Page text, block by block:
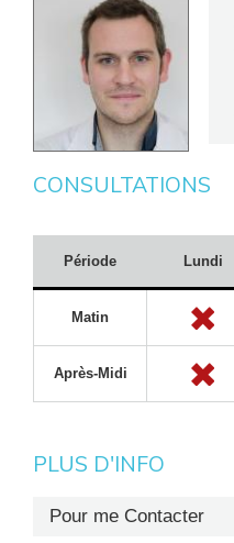
CONSULTATIONS
Période Lundi
Matin
Après-Midi
PLUS D'INFO
Pour me Contacter